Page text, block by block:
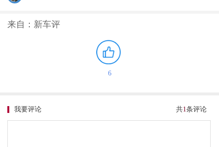
来自：新车评
6
共1条评论
我要评论